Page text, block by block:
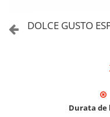
DOLCE GUSTO
Durata de